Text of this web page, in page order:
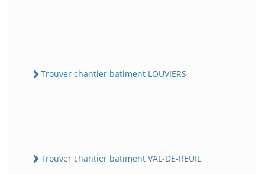
Trouver chantier batiment LOUVIERS
Trouver chantier batiment VAL-DE-REUIL